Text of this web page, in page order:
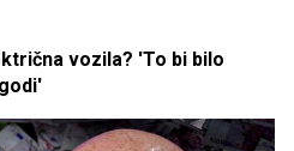
vozila? 'To bi bilo